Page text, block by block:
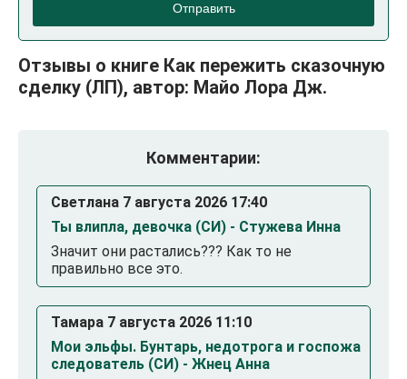
Отправить
Отзывы о книге Как пережить сказочную
сделку (ЛП), автор: Майо Лора Дж.
Комментарии:
Светлана 7 августа 2026 17:40
Ты влипла, девочка (СИ) - Стужева Инна
Значит они растались??? Как то не
правильно все это.
Тамара 7 августа 2026 11:10
Мои эльфы. Бунтарь, недотрога и госпожа
следователь (СИ) - Жнец Анна